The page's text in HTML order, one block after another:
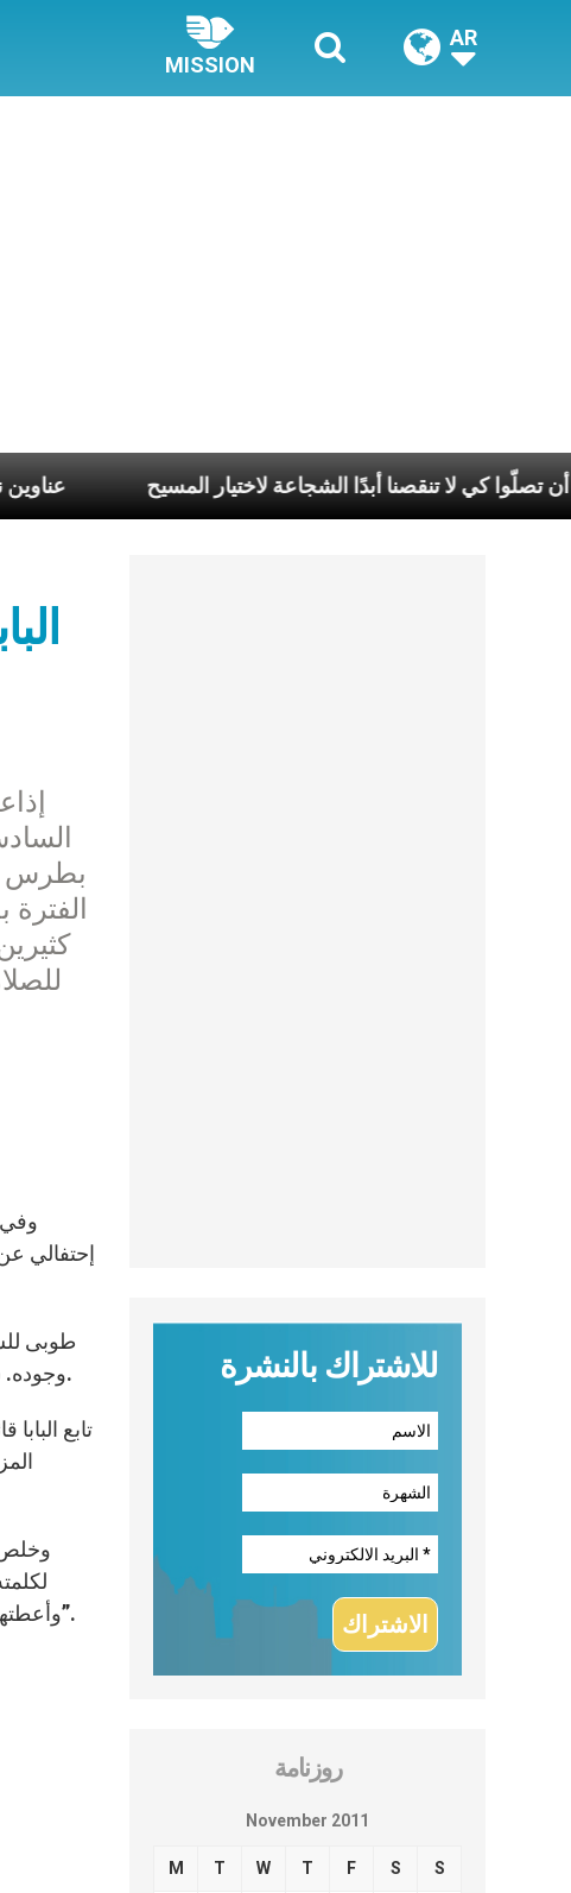
MISSION
AR
قداستكم أن تصلّوا كي لا تنقصنا أبدًا الشجاعة لاختيار المسيح
بطرس
إحتفالي
وجوده. شريعة الله مصدر حياة، والطاعة لها وحفظها هما لقاء شخصي بالله الحي، وإتّباع ليسوع المسيح الذي أتى ليحققها.
تابع
وخلص
وأعطتها للعالم، فتقودنا على طريق السعادة، فنتمكن عندها من القول:”الرب كأسي وحصة ميراثي، وهو لي ميراث جليل”.
للاشتراك بالنشرة
روزنامة
November 2011
M T W T F S S